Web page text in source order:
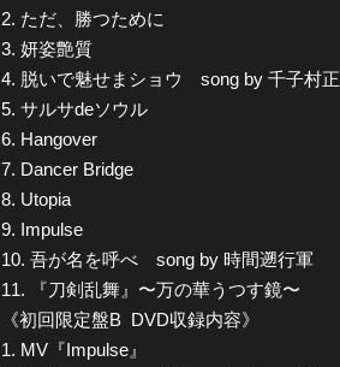
2. ただ、勝つために
3. 妍姿艶質
4. 脱いで魅せまショウ song by 千子村正
5. サルサdeソウル
6. Hangover
7. Dancer Bridge
8. Utopia
9. Impulse
10. 吾が名を呼べ song by 時間遡行軍
11. 『刀剣乱舞』〜万の華うつす鏡〜
《初回限定盤B DVD収録内容》
1. MV『Impulse』